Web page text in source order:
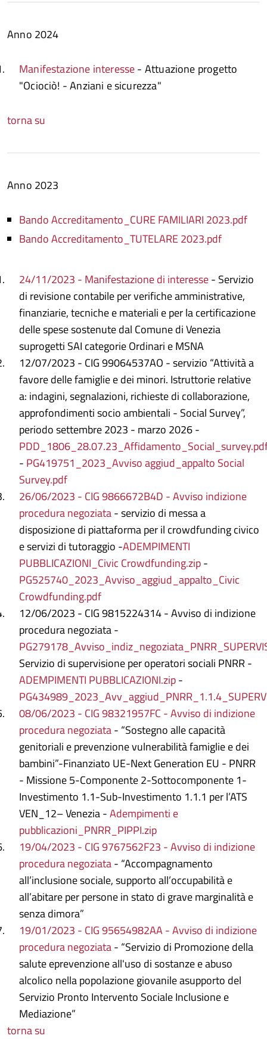
Anno 2024
Manifestazione interesse- Attuazione progetto
"Ociociò! - Anziani e sicurezza"
torna su
Anno 2023
Bando Accreditamento_CURE FAMILIARI 2023.pdf
Bando Accreditamento_TUTELARE 2023.pdf
24/11/2023 - Manifestazione di interesse- Servizio
di revisione contabile per verifiche amministrative,
finanziarie, tecniche e materiali e per la certificazione
delle spese sostenute dal Comune di Venezia
suprogetti SAI categorie Ordinari e MSNA
12/07/2023 - CIG 99064537AO - servizio “Attività a
favore delle famiglie e dei minori. Istruttorie relative
a: indagini, segnalazioni, richieste di collaborazione,
approfondimenti socio ambientali - Social Survey”,
periodo settembre 2023 - marzo 2026 -
- PG419751_2023_Avviso aggiud_appalto Social
Survey.pdf
26/06/2023 - CIG 9866672B4D - Avviso indizione
procedura negoziata- servizio di messa a
disposizione di piattaforma per il crowdfunding civico
e servizi di tutoraggio -ADEMPIMENTI
PUBBLICAZIONI_Civic Crowdfunding.zip-
PG525740_2023_Avviso_aggiud_appalto_Civic
Crowdfunding.pdf
12/06/2023 - CIG 9815224314 - Avviso di indizione
procedura negoziata -
Servizio di supervisione per operatori sociali PNRR -
ADEMPIMENTI PUBBLICAZIONI.zip-
08/06/2023 - CIG 98321957FC - Avviso di indizione
procedura negoziata- “Sostegno alle capacità
genitoriali e prevenzione vulnerabilità famiglie e dei
bambini”-Finanziato UE-Next Generation EU - PNRR
- Missione 5-Componente 2-Sottocomponente 1-
Investimento 1.1-Sub-Investimento 1.1.1 per l’ATS
VEN_12– Venezia -Adempimenti e
pubblicazioni_PNRR_PIPPI.zip
19/04/2023 - CIG 9767562F23 - Avviso di indizione
procedura negoziata- “Accompagnamento
all’inclusione sociale, supporto all’occupabilità e
all’abitare per persone in stato di grave marginalità e
senza dimora”
19/01/2023 - CIG 95654982AA - Avviso di indizione
procedura negoziata- “Servizio di Promozione della
salute eprevenzione all'uso di sostanze e abuso
alcolico nella popolazione giovanile asupporto del
Servizio Pronto Intervento Sociale Inclusione e
Mediazione”
torna su